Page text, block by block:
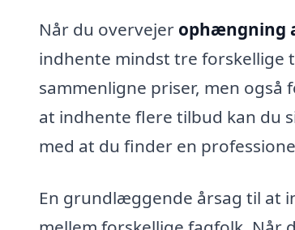
Når du overvejer ophængning
indhente mindst tre forskellige
sammenligne priser, men
at indhente flere tilbud kan du
med at du finder en
En grundlæggende årsag til at